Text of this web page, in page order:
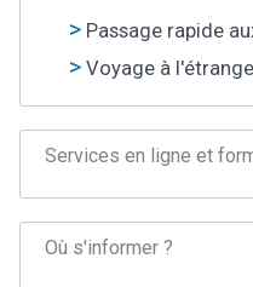
Passage rapide
Voyage à
Services en ligne et
Où s'informer ?